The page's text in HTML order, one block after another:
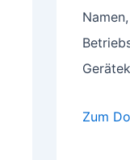
Zum